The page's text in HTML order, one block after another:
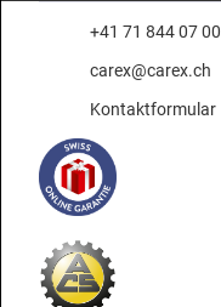
+41 71 844 07 00
carex@carex.ch
Kontaktformular